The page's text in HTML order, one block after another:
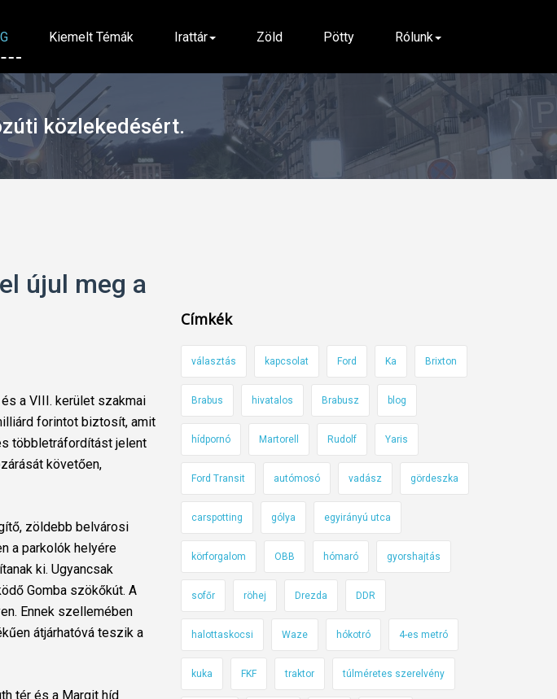
Kiemelt Témák Irattár Zöld Pötty Rólunk
közlekedésért.
újul meg a
a VIII. kerület szakmai
forintot biztosít, amit
többletráfordítást jelent
követően,
zöldebb belvárosi
a parkolók helyére
ki. Ugyancsak
Gomba szökőkút. A
Ennek szellemében
átjárhatóvá teszik a
tér és a Margit híd
Címkék
választás kapcsolat Ford Ka Brixton
Brabus hivatalos Brabusz blog
hídpornó Martorell Rudolf Yaris
Ford Transit autómosó vadász gördeszka
carspotting gólya egyirányú utca
körforgalom OBB hómaró gyorshajtás
sofőr röhej Drezda DDR
halottaskocsi Waze hókotró 4-es metró
kuka FKF traktor túlméretes szerelvény